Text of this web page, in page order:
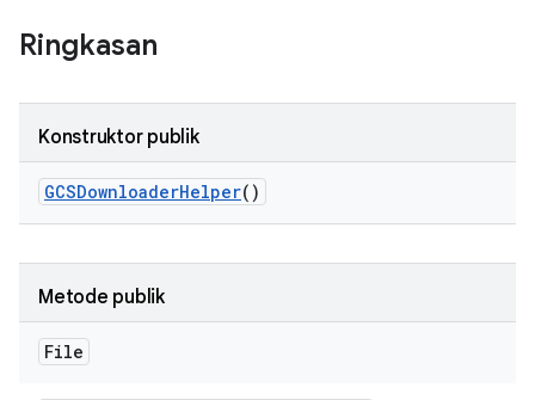
Ringkasan
Konstruktor publik
GCSDownloaderHelper()
Metode publik
File